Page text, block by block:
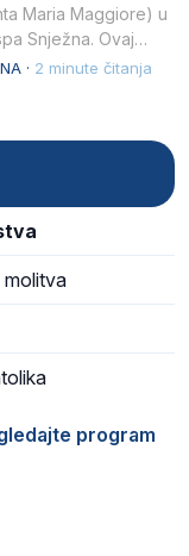
Maria Maggiore) u
Snježna. Ovaj
· 2 minute čitanja
molitva
program